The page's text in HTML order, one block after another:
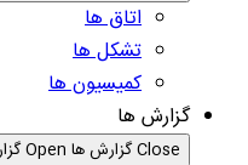
اتاق ها
تشکل ها
کمیسیون ها
گزارش ها
Close گزارش ها Open گزارش ها